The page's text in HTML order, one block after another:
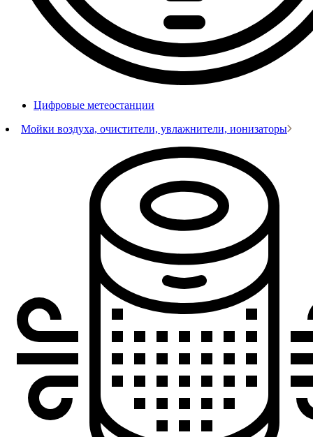
Цифровые метеостанции
Мойки воздуха, очистители, увлажнители, ионизаторы